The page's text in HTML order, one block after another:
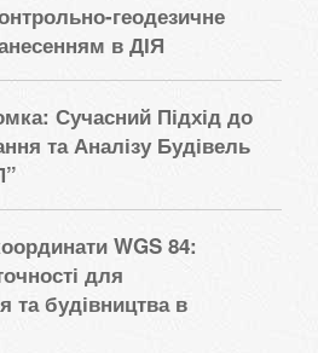
геодезичне
в ДІЯ
Сучасний Підхід до
та Аналізу Будівель
WGS 84:
для
та будівництва в